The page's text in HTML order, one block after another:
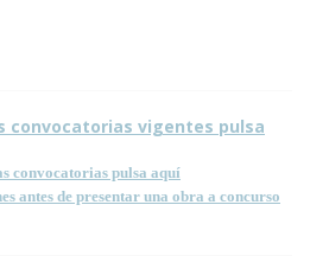
convocatorias vigentes pulsa
convocatorias pulsa aquí
antes de presentar una obra a concurso